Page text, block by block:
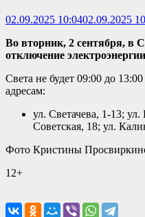
02.09.2025 10:0402.09.2025
Во вторник, 2 сентября, в
отключение
Света не будет 09:00 до
адресам:
ул. Светачева, 1-13;
Советская, 18; ул.
Фото Кристины
12+